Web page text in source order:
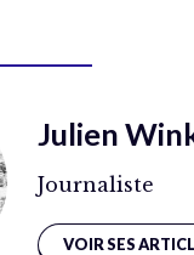
Julien
Journaliste
VOIR SES